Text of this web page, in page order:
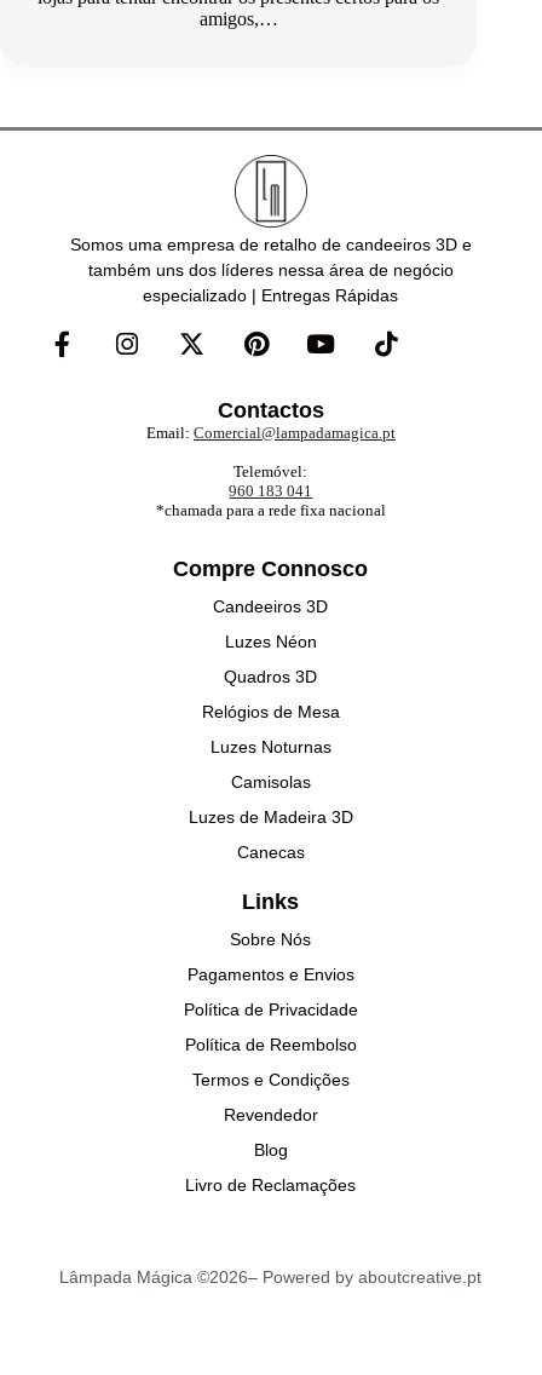
amigos,…
Somos uma empresa de retalho de candeeiros 3D e
também uns dos líderes nessa área de negócio
especializado | Entregas Rápidas
Contactos
Email: Comercial@lampadamagica.pt
Telemóvel:
960 183 041
*chamada para a rede fixa nacional
Compre Connosco
Candeeiros 3D
Luzes Néon
Quadros 3D
Relógios de Mesa
Luzes Noturnas
Camisolas
Luzes de Madeira 3D
Canecas
Links
Sobre Nós
Pagamentos e Envios
Política de Privacidade
Política de Reembolso
Termos e Condições
Revendedor
Blog
Livro de Reclamações
Lâmpada Mágica ©2026– Powered by aboutcreative.pt